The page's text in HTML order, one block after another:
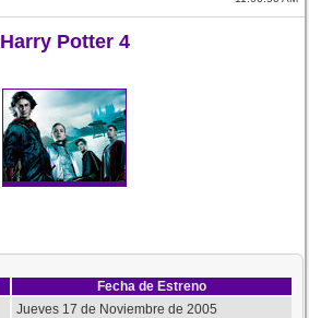
Harry Potter 4
Fecha de Estreno
Jueves 17 de Noviembre de 2005